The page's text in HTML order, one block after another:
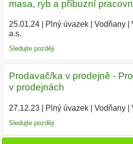
masa, ryb a příbuzní
25.01.24| Plný úvazek| Vodňany|
a.s.
Sledujte později
Prodavač/ka v prodejně -
v prodejnách
27.12.23| Plný úvazek| Vodňany|
Sledujte později